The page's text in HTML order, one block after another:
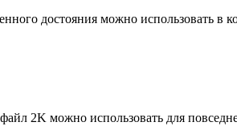
достояния можно использовать в
2K можно использовать для